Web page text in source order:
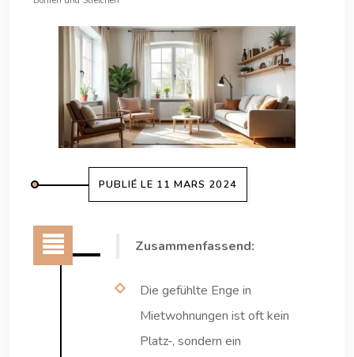
PUBLIÉ LE 11 MARS 2024
Zusammenfassend:
Die gefühlte Enge in
Mietwohnungen ist oft kein
Platz-, sondern ein